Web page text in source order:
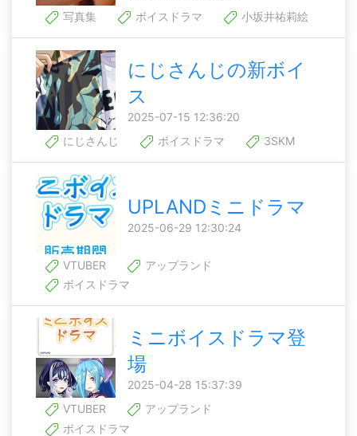
写真集
ボイスドラマ 小坂井祐莉絵
にじさんじの新ボイ
ス
2025-07-15 12:36:20
にじさんじ
ボイスドラマ 3SKM
UPLANDミニドラマ
2025-06-29 12:30:24
VTUBER
アップランド
ボイスドラマ
ミニボイスドラマ登
場
2025-04-28 15:37:39
VTUBER
アップランド
ボイスドラマ